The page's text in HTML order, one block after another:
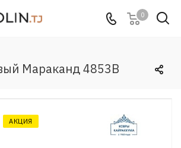
0
Мараканд 4853B
АКЦИЯ